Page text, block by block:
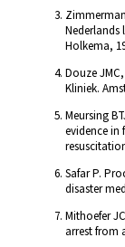
Nederlands
Holkema,
Douze
Kliniek.
Meursing
evidence in
Safar P.
disaster
Mithoefer
arrest from